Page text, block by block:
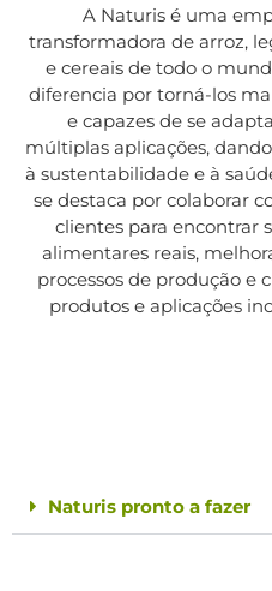
A Naturis é uma
transformadora de arroz,
e cereais de todo o
diferencia por torná-los
e capazes de se
múltiplas aplicações,
à sustentabilidade e à
se destaca por colaborar
clientes para encontrar
alimentares reais,
processos de produção e
produtos e aplicações
Naturis pronto a fazer